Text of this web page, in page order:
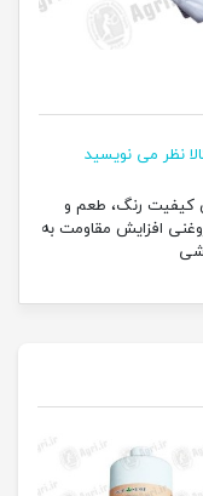
نظر می نویسید
کیفیت رنگ، طعم و
افزایش مقاومت به